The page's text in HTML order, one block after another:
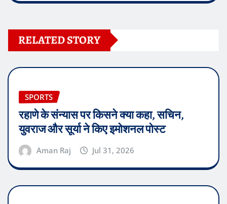
RELATED STORY
SPORTS
रहाणे के संन्यास पर किसने क्या कहा, सचिन,
युवराज और सूर्या ने किए इमोशनल पोस्ट
Aman Raj Jul 31, 2026